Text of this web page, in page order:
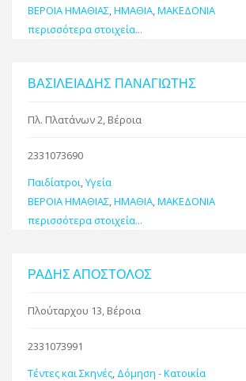
ΒΕΡΟΙΑ ΗΜΑΘΙΑΣ,ΗΜΑΘΙΑ,ΜΑΚΕΔΟΝΙΑ
περισσότερα στοιχεία...
ΒΑΣΙΛΕΙΑΔΗΣ ΠΑΝΑΓΙΩΤΗΣ
Πλ. Πλατάνων 2, Βέροια
2331073690
Παιδίατροι,Υγεία
ΒΕΡΟΙΑ ΗΜΑΘΙΑΣ,ΗΜΑΘΙΑ,ΜΑΚΕΔΟΝΙΑ
περισσότερα στοιχεία...
ΡΑΔΗΣ ΑΠΟΣΤΟΛΟΣ
Πλούταρχου 13, Βέροια
2331073991
Τέντες και Σκηνές, Δόμηση - Κατοικία